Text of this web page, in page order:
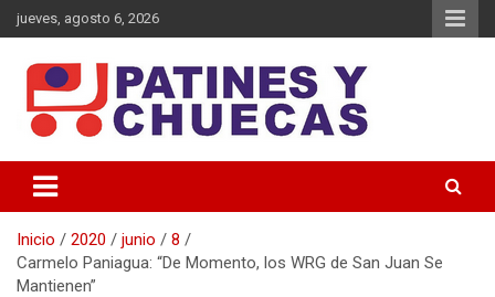
Saltar
al
jueves, agosto 6, 2026
Patines y Chuecas
Inicio 2020 junio
8
Carmelo Paniagua: “De Momento, los WRG de San Juan Se
Mantienen”